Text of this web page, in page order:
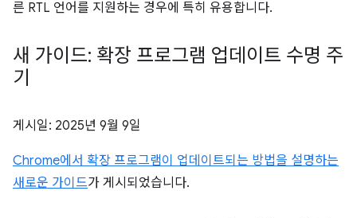
른 RTL 언어를 지원하는 경우에 특히 유용합니다.
새 가이드: 확장 프로그램 업데이트 수명 주
기
게시일: 2025년 9월 9일
Chrome에서 확장 프로그램이 업데이트되는 방법을 설명하는
새로운 가이드가 게시되었습니다.